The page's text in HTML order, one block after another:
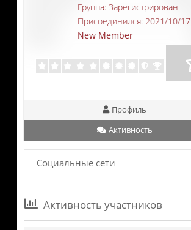
Группа: Зарегистрирован
Присоединился: 2021/10/17
New Member
Профиль
Активность
Социальные сети
Активность участников